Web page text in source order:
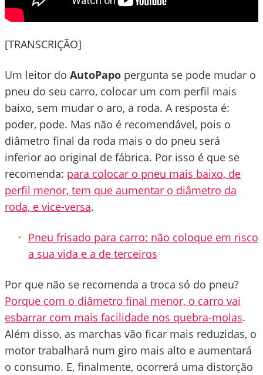
[TRANSCRIÇÃO]
Um leitor do AutoPapo pergunta se pode mudar o
pneu do seu carro, colocar um com perfil mais
baixo, sem mudar o aro, a roda. A resposta é:
poder, pode. Mas não é recomendável, pois o
diâmetro final da roda mais o do pneu será
inferior ao original de fábrica. Por isso é que se
recomenda: para colocar o pneu mais baixo, de
perfil menor, tem que aumentar o diâmetro da
roda, e vice-versa.
Pneu frisado para carro: não coloque em risco
a sua vida e a de terceiros
Por que não se recomenda a troca só do pneu?
Porque com o diâmetro final menor, o carro vai
esbarrar com mais facilidade nos quebra-molas.
Além disso, as marchas vão ficar mais reduzidas, o
motor trabalhará num giro mais alto e aumentará
o consumo. E, finalmente, ocorrerá uma distorção